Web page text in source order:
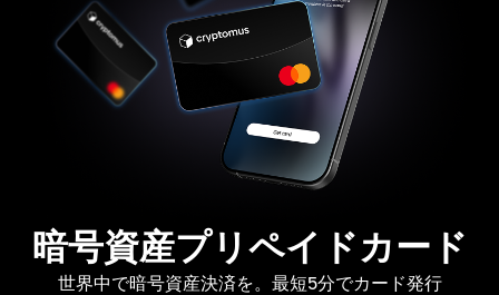
暗号資産プリペイドカード
世界中で暗号資産決済を。最短5分でカード発行